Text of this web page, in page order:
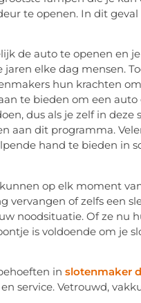
te openen. In dit geval
de auto te openen en je
elke dag mensen.
hun krachten om
te bieden om een ​​auto
dus als je zelf in deze
aan dit programma.
hand te bieden in
op elk moment
vervangen of zelfs een
noodsituatie. Of ze nu
is voldoende om je
in
slotenmaker
service. Vetrouwd,